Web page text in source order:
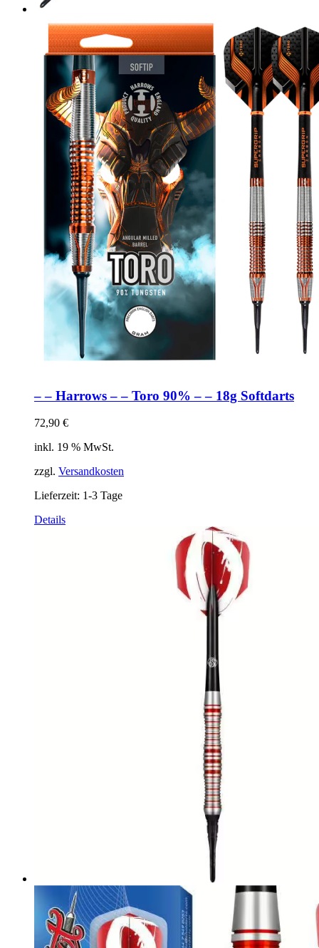
– – Harrows – – Toro 90% – – 18g Softdarts
72,90 €
inkl. 19 % MwSt.
zzgl. Versandkosten
Lieferzeit: 1-3 Tage
Details